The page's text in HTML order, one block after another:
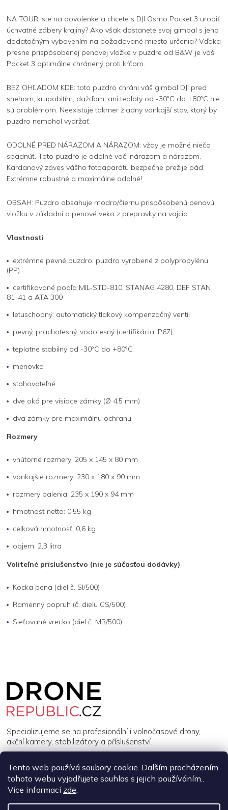
Tento web používá soubory cookie. Dalším procházením
tohoto webu vyjadřujete souhlas s jejich používáním..
Více informací zde.
NA TOUR: ste na dovolenke a chcete s DJI Osmo Pocket 3 urobiť
úchvatné zábery krajiny? Ako však dostanete svoj gimbal s jeho
dodatočným vybavením na požadované miesto určenia? Vďaka
presne prispôsobenej penovej vložke v puzdre od B&W je váš
Pocket 3 optimálne chránený proti kŕčom.
BEZ OHĽADOM KDE: toto puzdro chráni váš gimbal DJI pred
snehom, krupobitím, dažďom; ani teploty od -30°C do +80°C nie
sú problémom. Neexistuje takmer žiadny vonkajší stav, ktorý by
puzdro nemohol vydržať.
ODOLNÉ PRED NÁRAZOM A NÁRAZOM: vždy je možné niečo
spadnúť. Toto puzdro je odolné voči nárazom a nárazom.
Kardanový záves vášho fotoaparátu bezpečne prežije pád.
Extrémne robustné a maximálne odolné!
OBSAH: Puzdro obsahuje modro/čiernu prispôsobenú penovú
vložku v základni a penové veko z prepravky na vajcia
Vlastnosti
extrémne pevné puzdro: puzdro vyrobené z polypropylénu
(PP)
certifikované podľa MIL-STD-810, STANAG 4280, DEF STAN
81-41 a ATA 300
letuschopný: automatický tlakový kompenzačný ventil
pevný, prachotesný, vodotesný (certifikácia IP67)
teplotne stabilný od -30°C do +80°C
menovka
stohovateľné
dve oká pre visiace zámky (Ø 4,5 mm)
dva zámky pre maximálnu ochranu
Rozmery
vnútorné rozmery: 205 x 145 x 80 mm
vonkajšie rozmery: 230 x 180 x 90 mm
rozmery balenia: 235 x 190 x 94 mm
hmotnosť netto: 0,55 kg
celková hmotnosť: 0,6 kg
objem: 2,3 litra
Voliteľné príslušenstvo (nie je súčasťou dodávky)
Kocka pena (diel č. SI/500)
Ramenný popruh (č. dielu CS/500)
Sieťované vrecko (diel č. MB/500)
Specializujeme se na profesionální i volnočasové drony,
akční kamery, stabilizátory a příslušenství.
INFORMACE